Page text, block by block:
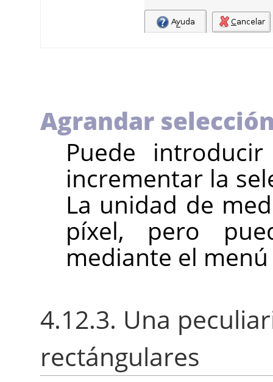
Agrandar
Puede
incrementar la
La unidad de
píxel, pero
mediante el
4.12.3. Una
rectángulares